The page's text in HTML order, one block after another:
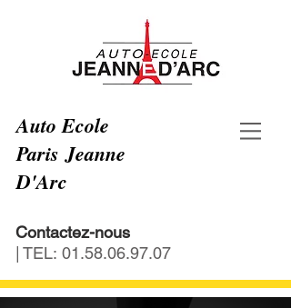
Auto Ecole
Paris Jeanne
D'Arc
Contactez-nous
| TEL: 01.58.06.97.07